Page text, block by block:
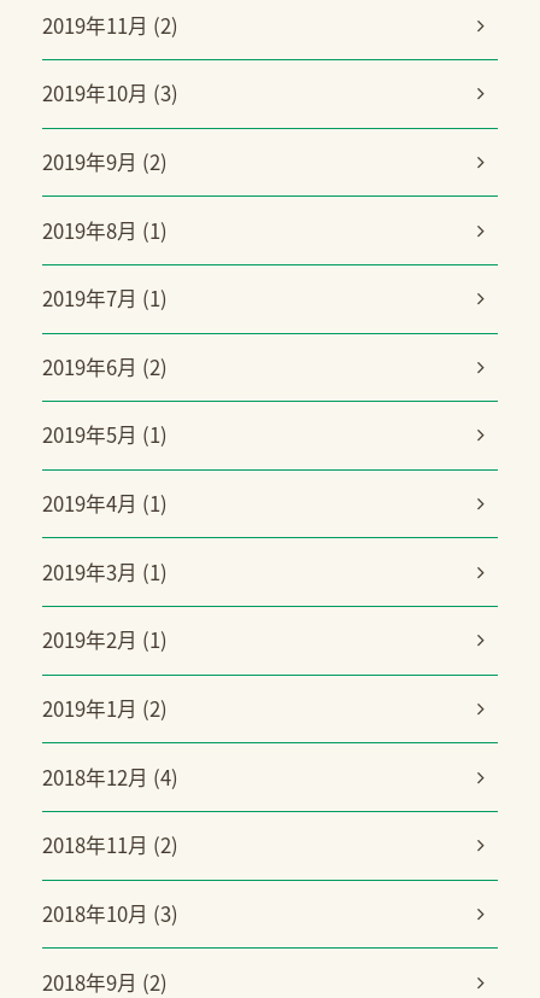
2019年11月 (2)
2019年10月 (3)
2019年9月 (2)
2019年8月 (1)
2019年7月 (1)
2019年6月 (2)
2019年5月 (1)
2019年4月 (1)
2019年3月 (1)
2019年2月 (1)
2019年1月 (2)
2018年12月 (4)
2018年11月 (2)
2018年10月 (3)
2018年9月 (2)